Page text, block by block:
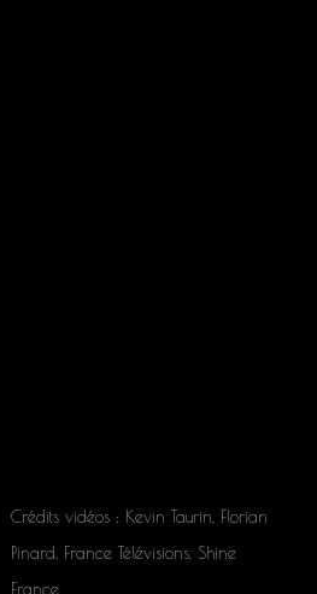
Crédits vidéos : Kevin Taurin, Florian
Pinard, France Télévisions, Shine
France